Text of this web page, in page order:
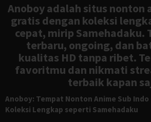
Anoboy adalah situs nonton
gratis dengan koleksi
cepat, mirip Samehadaku.
terbaru, ongoing, dan
kualitas HD tanpa ribet.
favoritmu dan nikmati
terbaik kapan
Anoboy: Tempat Nonton Anime Sub
Koleksi Lengkap seperti Samehadaku